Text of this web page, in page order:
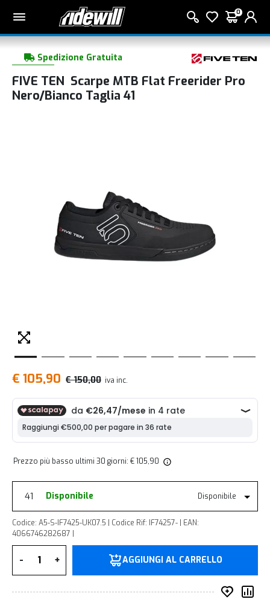
0
Spedizione Gratuita
FIVE TEN Scarpe MTB Flat Freerider Pro
Nero/Bianco Taglia 41
€ 105,90 € 150,00 iva inc.
Prezzo più basso ultimi 30 giorni: € 105,90
41 Disponibile Disponibile
Codice: A5-S-IF7425-UK07.5 | Codice Rif: IF74257- | EAN:
4066746282687 |
- + AGGIUNGI AL CARRELLO